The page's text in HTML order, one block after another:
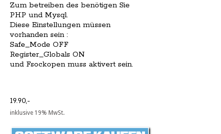
Zum betreiben des benötigen Sie
PHP und Mysql.
Diese Einstellungen müssen
vorhanden sein :
Safe_Mode OFF
Register_Globals ON
und Fsockopen muss aktivert sein.
19.90,-
inklusive 19% MwSt.